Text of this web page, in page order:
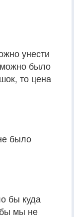
унести
можно было
то цена
было
бы куда
мы не